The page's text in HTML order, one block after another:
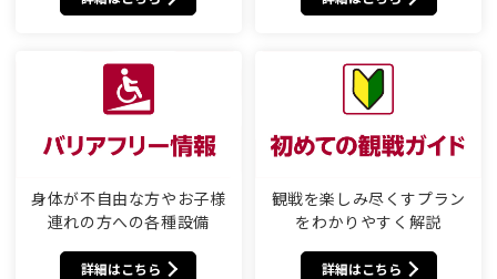
身体が不自由な方やお子様
連れの方への各種設備
詳細はこちら
観戦を楽しみ尽くすプラン
をわかりやすく解説
詳細はこちら